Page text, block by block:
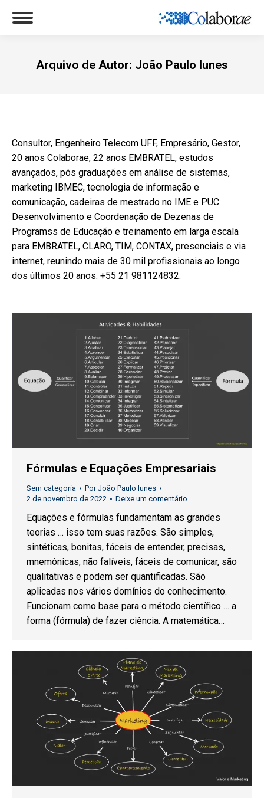
Arquivo de Autor: João Paulo Iunes
Consultor, Engenheiro Telecom UFF, Empresário, Gestor,
20 anos Colaborae, 22 anos EMBRATEL, estudos
avançados, pós graduações em análise de sistemas,
marketing IBMEC, tecnologia de informação e
comunicação, cadeiras de mestrado no IME e PUC.
Desenvolvimento e Coordenação de Dezenas de
Programss de Educação e treinamento em larga escala
para EMBRATEL, CLARO, TIM, CONTAX, presenciais e via
internet, reunindo mais de 30 mil profissionais ao longo
dos últimos 20 anos. +55 21 981124832.
Fórmulas e Equações Empresariais
Sem categoria PorJoão Paulo Iunes
2 de novembro de 2022
Deixe um comentário
Equações e fórmulas fundamentam as grandes
teorias … isso tem suas razões. São simples,
sintéticas, bonitas, fáceis de entender, precisas,
mnemônicas, não falíveis, fáceis de comunicar, são
qualitativas e podem ser quantificadas. São
aplicadas nos vários domínios do conhecimento.
Funcionam como base para o método científico … a
forma (fórmula) de fazer ciência. A matemática…